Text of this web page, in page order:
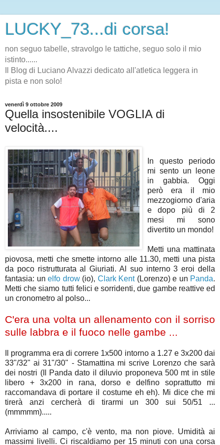
LUCKY_73...di corsa!
non seguo tabelle, stravolgo le tattiche, seguo solo il mio
istinto......
Il Blog di Luciano Alvazzi dedicato all'atletica leggera in
pista e non solo!
venerdì 9 ottobre 2009
Quella insostenibile VOGLIA di
velocità....
In questo periodo
mi sento un leone
in gabbia. Oggi
però era il mio
mezzogiorno d'aria
e dopo più di 2
mesi mi sono
divertito un mondo!
Metti una mattinata
piovosa, metti che smette intorno alle 11.30, metti una pista
da poco ristrutturata al Giuriati. Al suo interno 3 eroi della
fantasia: un elfo drow(io), Clark Kent(Lorenzo) e un Panda.
Metti che siamo tutti felici e sorridenti, due gambe reattive ed
un cronometro al polso...
C'era una volta un allenamento con il sorriso
sulle labbra e il fuoco nelle gambe ...
Il programma era di correre 1x500 intorno a 1.27 e 3x200 dai
33"/32" ai 31"/30" - Stamattina mi scrive Lorenzo che sarà
dei nostri (Il Panda dato il diluvio proponeva 500 mt in stile
libero + 3x200 in rana, dorso e delfino soprattutto mi
raccomandava di portare il costume eh eh). Mi dice che mi
tirerà anzi cercherà di tirarmi un 300 sui 50/51 ...
(mmmmm).....
Arriviamo al campo, c'è vento, ma non piove. Umidità ai
massimi livelli. Ci riscaldiamo per 15 minuti con una corsa